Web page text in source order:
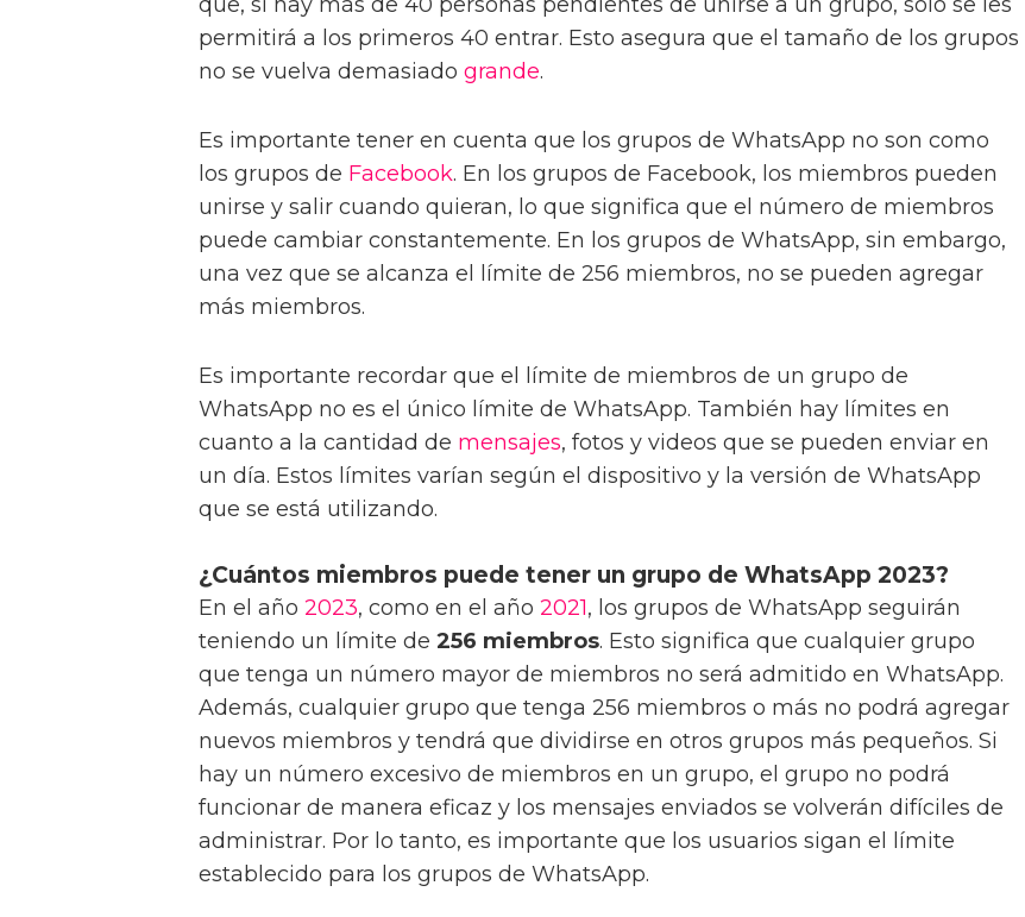
permitirá a los primeros 40 entrar. Esto asegura que el tamaño de los grupos
no se vuelva demasiado grande.
Es importante tener en cuenta que los grupos de WhatsApp no son como
los grupos de Facebook. En los grupos de Facebook, los miembros pueden
unirse y salir cuando quieran, lo que significa que el número de miembros
puede cambiar constantemente. En los grupos de WhatsApp, sin embargo,
una vez que se alcanza el límite de 256 miembros, no se pueden agregar
más miembros.
Es importante recordar que el límite de miembros de un grupo de
WhatsApp no es el único límite de WhatsApp. También hay límites en
cuanto a la cantidad de mensajes, fotos y videos que se pueden enviar en
un día. Estos límites varían según el dispositivo y la versión de WhatsApp
que se está utilizando.
¿Cuántos miembros puede tener un grupo de WhatsApp 2023?
En el año 2023, como en el año 2021, los grupos de WhatsApp seguirán
teniendo un límite de 256 miembros. Esto significa que cualquier grupo
que tenga un número mayor de miembros no será admitido en WhatsApp.
Además, cualquier grupo que tenga 256 miembros o más no podrá agregar
nuevos miembros y tendrá que dividirse en otros grupos más pequeños. Si
hay un número excesivo de miembros en un grupo, el grupo no podrá
funcionar de manera eficaz y los mensajes enviados se volverán difíciles de
administrar. Por lo tanto, es importante que los usuarios sigan el límite
establecido para los grupos de WhatsApp.